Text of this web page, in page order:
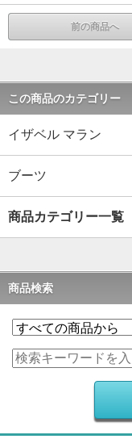
前の商品へ
この商品のカテゴリー
イザベル マラン
ブーツ
商品カテゴリー一覧
商品検索